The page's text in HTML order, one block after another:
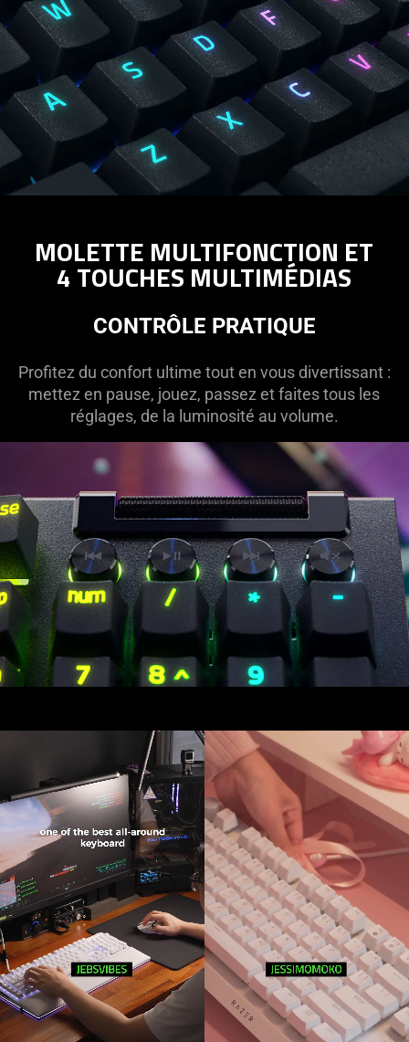
MOLETTE MULTIFONCTION ET
4 TOUCHES MULTIMÉDIAS
CONTRÔLE PRATIQUE
Profitez du confort ultime tout en vous divertissant :
mettez en pause, jouez, passez et faites tous les
réglages, de la luminosité au volume.